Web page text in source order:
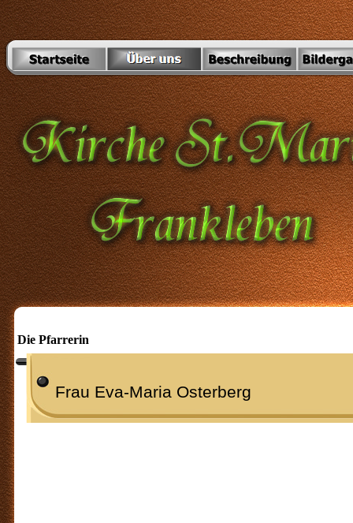
Die Pfarrerin
Frau Eva-Maria Osterberg